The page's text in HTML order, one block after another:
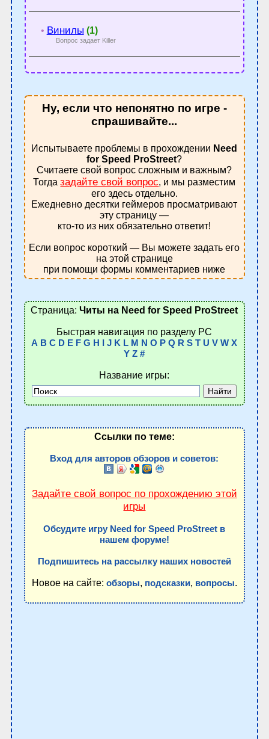
• Винилы (1)
Вопрос задает Killer
Ну, если что непонятно по игре -
спрашивайте...
Испытываете проблемы в прохождении Need
for Speed ProStreet?
Считаете свой вопрос сложным и важным?
Тогдазадайте свой вопрос, и мы разместим
его здесь отдельно.
Ежедневно десятки геймеров просматривают
эту страницу —
кто-то из них обязательно ответит!
Если вопрос короткий — Вы можете задать его
на этой странице
при помощи формы комментариев ниже
Страница:Читы на Need for Speed ProStreet
Быстрая навигация по разделу PC
A B C D E F G H J K L M N O P Q R S T U V W X
Y Z #
Название игры:
Ссылки по теме:
Вход для авторов обзоров и советов:
Задайте свой вопрос по прохождению этой
игры
Обсудите игру Need for Speed ProStreet в
нашем форуме!
Подпишитесь на рассылку наших новостей
Новое на сайте: обзоры, подсказки, вопросы.